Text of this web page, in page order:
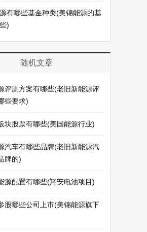
有哪些基金种类(美锦能源的基
)
随机文章
评测方案有哪些(老旧新能源评
些要求)
块股票有哪些(美国能源行业)
汽车有哪些品牌(老旧新能源汽
牌的)
源配置有哪些(翔安电池项目)
股哪些公司上市(美锦能源旗下